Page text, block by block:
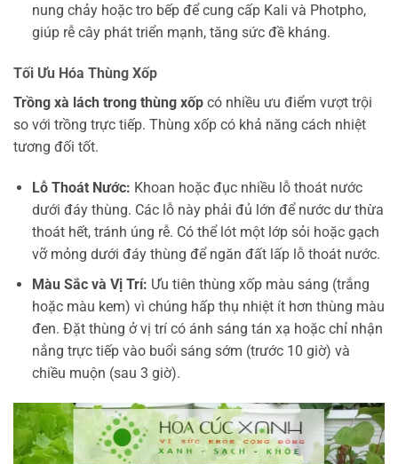
nung chảy hoặc tro bếp để cung cấp Kali và Photpho,
giúp rễ cây phát triển mạnh, tăng sức đề kháng.
Tối Ưu Hóa Thùng Xốp
Trồng xà lách trong thùng xốp có nhiều ưu điểm vượt trội
so với trồng trực tiếp. Thùng xốp có khả năng cách nhiệt
tương đối tốt.
Lỗ Thoát Nước: Khoan hoặc đục nhiều lỗ thoát nước
dưới đáy thùng. Các lỗ này phải đủ lớn để nước dư thừa
thoát hết, tránh úng rễ. Có thể lót một lớp sỏi hoặc gạch
vỡ mỏng dưới đáy thùng để ngăn đất lấp lỗ thoát nước.
Màu Sắc và Vị Trí: Ưu tiên thùng xốp màu sáng (trắng
hoặc màu kem) vì chúng hấp thụ nhiệt ít hơn thùng màu
đen. Đặt thùng ở vị trí có ánh sáng tán xạ hoặc chỉ nhận
nắng trực tiếp vào buổi sáng sớm (trước 10 giờ) và
chiều muộn (sau 3 giờ).